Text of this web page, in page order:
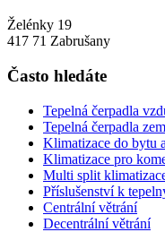
Želénky 19
417 71 Zabrušany
Často hledáte
Tepelná čerpadla
Tepelná čerpadla
Klimatizace do bytu
Klimatizace pro
Multi split
Příslušenství k
Centrální větrání
Decentrální větrání